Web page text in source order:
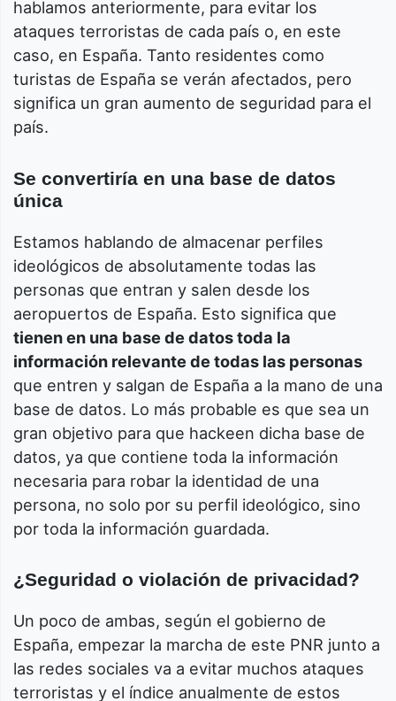
hablamos anteriormente, para evitar los
ataques terroristas de cada país o, en este
caso, en España. Tanto residentes como
turistas de España se verán afectados, pero
significa un gran aumento de seguridad para el
país.
Se convertiría en una base de datos
única
Estamos hablando de almacenar perfiles
ideológicos de absolutamente todas las
personas que entran y salen desde los
aeropuertos de España. Esto significa que
tienen en una base de datos toda la
información relevante de todas las personas
que entren y salgan de España a la mano de una
base de datos. Lo más probable es que sea un
gran objetivo para que hackeen dicha base de
datos, ya que contiene toda la información
necesaria para robar la identidad de una
persona, no solo por su perfil ideológico, sino
por toda la información guardada.
¿Seguridad o violación de privacidad?
Un poco de ambas, según el gobierno de
España, empezar la marcha de este PNR junto a
las redes sociales va a evitar muchos ataques
terroristas y el índice anualmente de estos